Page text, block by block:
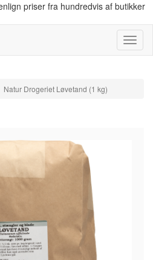
priser fra hundredvis af butikker
Menu
Natur Drogeriet Løvetand (1 kg)